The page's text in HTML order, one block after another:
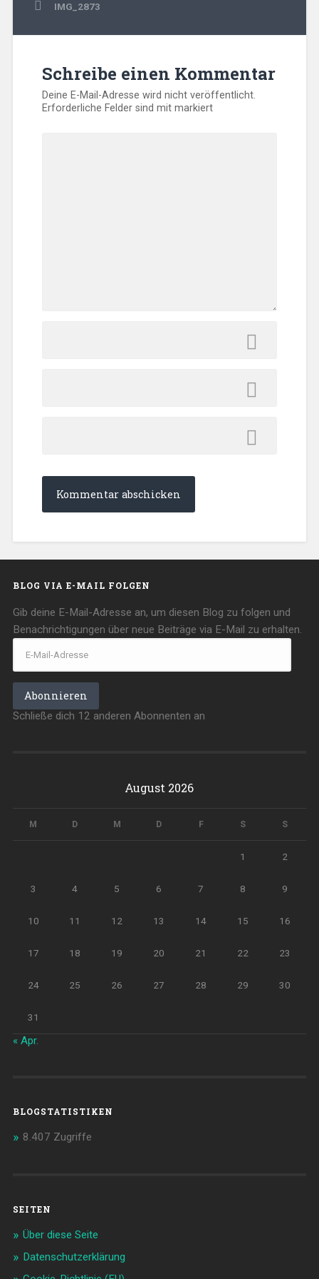
Beitragsnavigation
IMG_2873
Schreibe einen Kommentar
Deine E-Mail-Adresse wird nicht veröffentlicht.
Erforderliche Felder sind mitmarkiert
BLOG VIA E-MAIL FOLGEN
Gib deine E-Mail-Adresse an, um diesen Blog zu folgen und
Benachrichtigungen über neue Beiträge via E-Mail zu erhalten.
E-
Mail-
Abonnieren
Schließe dich 12 anderen Abonnenten an
August 2026
M D M D F S S
1 2
3 4 5 6 7 8 9
10 11 12 13 14 15 16
17 18 19 20 21 22 23
24 25 26 27 28 29 30
31
« Apr.
BLOGSTATISTIKEN
8.407 Zugriffe
SEITEN
Über diese Seite
Datenschutzerklärung